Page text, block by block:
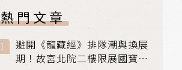
熱門文章
避開《龍藏經》排隊潮與換展
期！故宮北院二樓限展國寶